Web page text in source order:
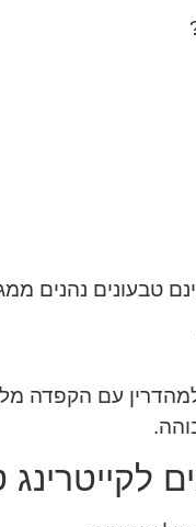
טבעונים נהנים
עם הקפדה
לקייטרינג